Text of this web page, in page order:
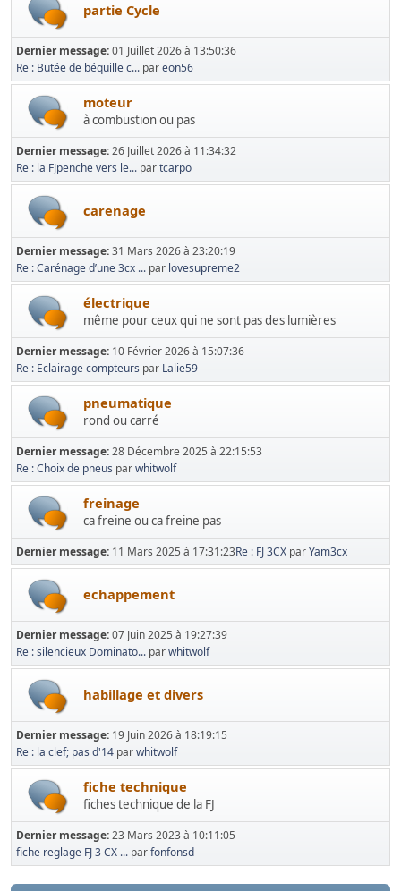
partie Cycle
Dernier message:01 Juillet 2026 à 13:50:36
Re : Butée de béquille c... pareon56
moteur
à combustion ou pas
Dernier message:26 Juillet 2026 à 11:34:32
Re : la FJpenche vers le... partcarpo
carenage
Dernier message:31 Mars 2026 à 23:20:19
Re : Carénage d’une 3cx ... par lovesupreme2
électrique
même pour ceux qui ne sont pas des lumières
Dernier message: 10 Février 2026 à 15:07:36
Re : Eclairage compteurs par Lalie59
pneumatique
rond ou carré
Dernier message:28 Décembre 2025 à 22:15:53
Re : Choix de pneus parwhitwolf
freinage
ca freine ou ca freine pas
Dernier message: 11 Mars 2025 à 17:31:23Re : FJ 3CX parYam3cx
echappement
Dernier message:07 Juin 2025 à 19:27:39
Re : silencieux Dominato... parwhitwolf
habillage et divers
Dernier message: 19 Juin 2026 à 18:19:15
Re : la clef; pas d'14 parwhitwolf
fiche technique
fiches technique de la FJ
Dernier message:23 Mars 2023 à 10:11:05
fiche reglage FJ 3 CX ... parfonfonsd